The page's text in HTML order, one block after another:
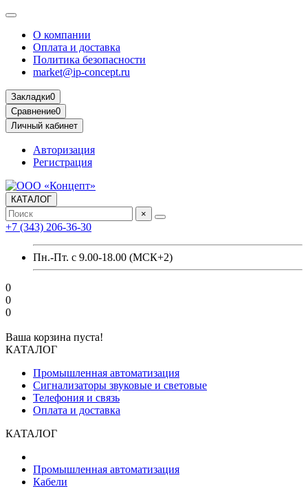
О компании
Оплата и доставка
Политика безопасности
market@ip-concept.ru
Закладки0
Сравнение0
Личный кабинет
Авторизация
Регистрация
КАТАЛОГ
×
+7 (343) 206-36-30
Пн.-Пт. с 9.00-18.00 (МСК+2)
0
0
0
Ваша корзина пуста!
КАТАЛОГ
Промышленная автоматизация
Сигнализаторы звуковые и световые
Телефония и связь
Оплата и доставка
КАТАЛОГ
Промышленная автоматизация
Кабели